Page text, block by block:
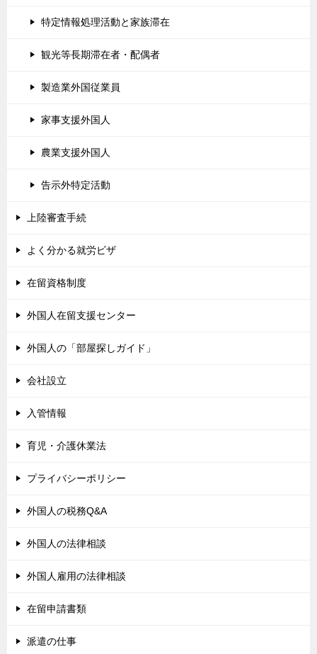
特定情報処理活動と家族滞在
観光等長期滞在者・配偶者
製造業外国従業員
家事支援外国人
農業支援外国人
告示外特定活動
上陸審査手続
よく分かる就労ビザ
在留資格制度
外国人在留支援センター
外国人の「部屋探しガイド」
会社設立
入管情報
育児・介護休業法
プライバシーポリシー
外国人の税務Q&A
外国人の法律相談
外国人雇用の法律相談
在留申請書類
派遣の仕事